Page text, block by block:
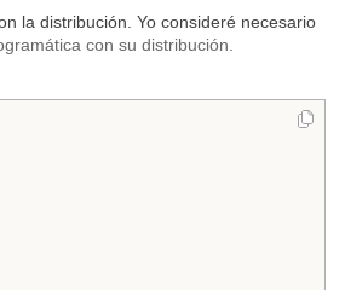
la distribución. Yo consideré necesario
con su distribución.